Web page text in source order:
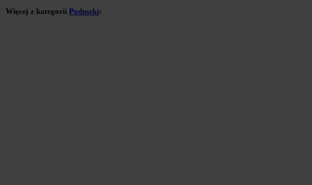
Więcej z kategorii Poduszki: